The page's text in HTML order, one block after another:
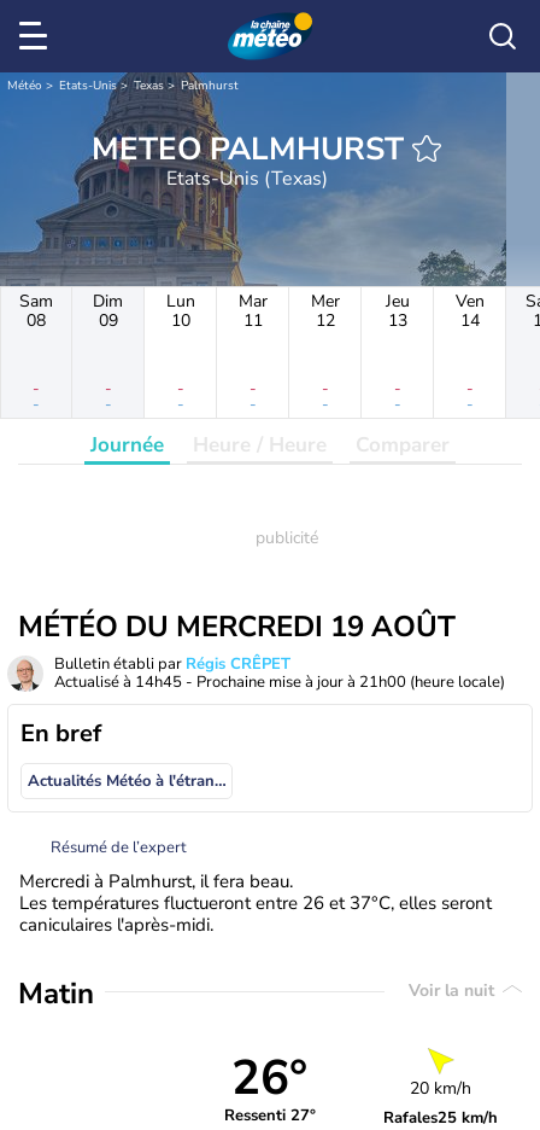
Météo Etats-Unis Texas Palmhurst
METEO PALMHURST
Etats-Unis (Texas)
Sam
08
-
-
Dim
09
-
-
Lun
10
-
-
Mar
11
-
-
Mer
12
-
-
Jeu
13
-
-
Ven
14
-
-
Journée Heure / Heure Comparer
MÉTÉO DU MERCREDI 19 AOÛT
Bulletin établi par Régis CRÊPET
Actualisé à 14h45 - Prochaine mise à jour à 21h00 (heure locale)
En bref
Actualités Météo à l'étranger
Résumé de l’expert
Mercredi à Palmhurst, il fera beau.
Les températures fluctueront entre 26 et 37°C, elles seront
caniculaires l'après-midi.
Matin Voir la nuit
26°
Ressenti 27°
20 km/h
Rafales25 km/h